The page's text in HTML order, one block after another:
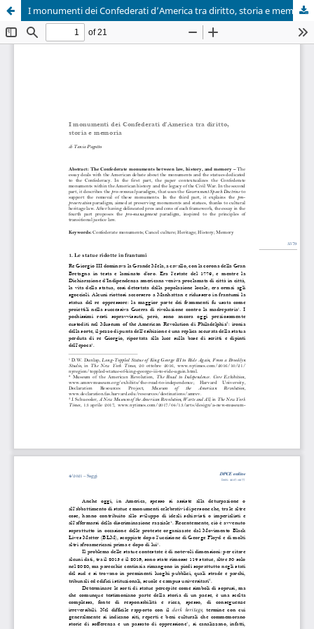
I monumenti dei Confederati d’America tra diritto, storia e memoria